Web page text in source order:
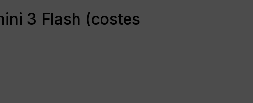
3 Flash (costes